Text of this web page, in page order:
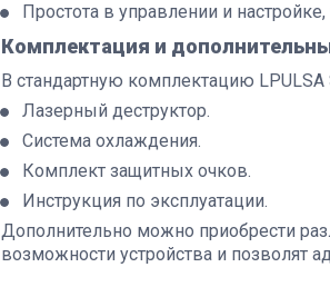
Простота в управлении и
Комплектация и
В стандартную комплектацию LPULSA
Лазерный деструктор.
Система охлаждения.
Комплект защитных очков.
Инструкция по эксплуатации.
Дополнительно можно приобрести
возможности устройства и позволят